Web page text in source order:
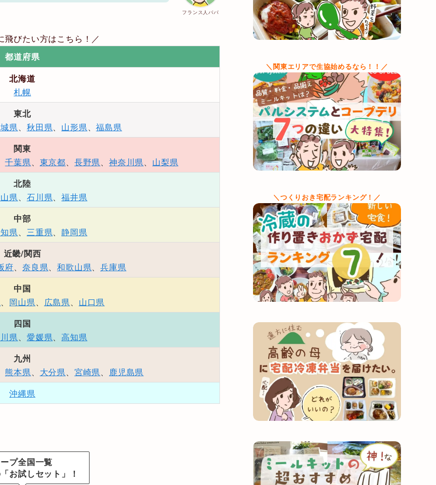
フランス人パパ
飛びたい方はこちら！／
都道府県
北海道
札幌
東北
県、 秋田県、 山形県、福島県
関東
千葉県、 東京都、 長野県、神奈川県、 山梨県
北陸
県、 石川県、福井県
中部
県、 三重県、静岡県
近畿/関西
府、 奈良県、和歌山県、兵庫県
中国
、 岡山県、 広島県、 山口県
四国
県、 愛媛県、高知県
九州
熊本県、 大分県、 宮崎県、 鹿児島県
沖縄県
プ全国一覧
お試しセット」！
＼関東エリアで生協始めるなら！！／
＼つくりおき宅配ランキング！／